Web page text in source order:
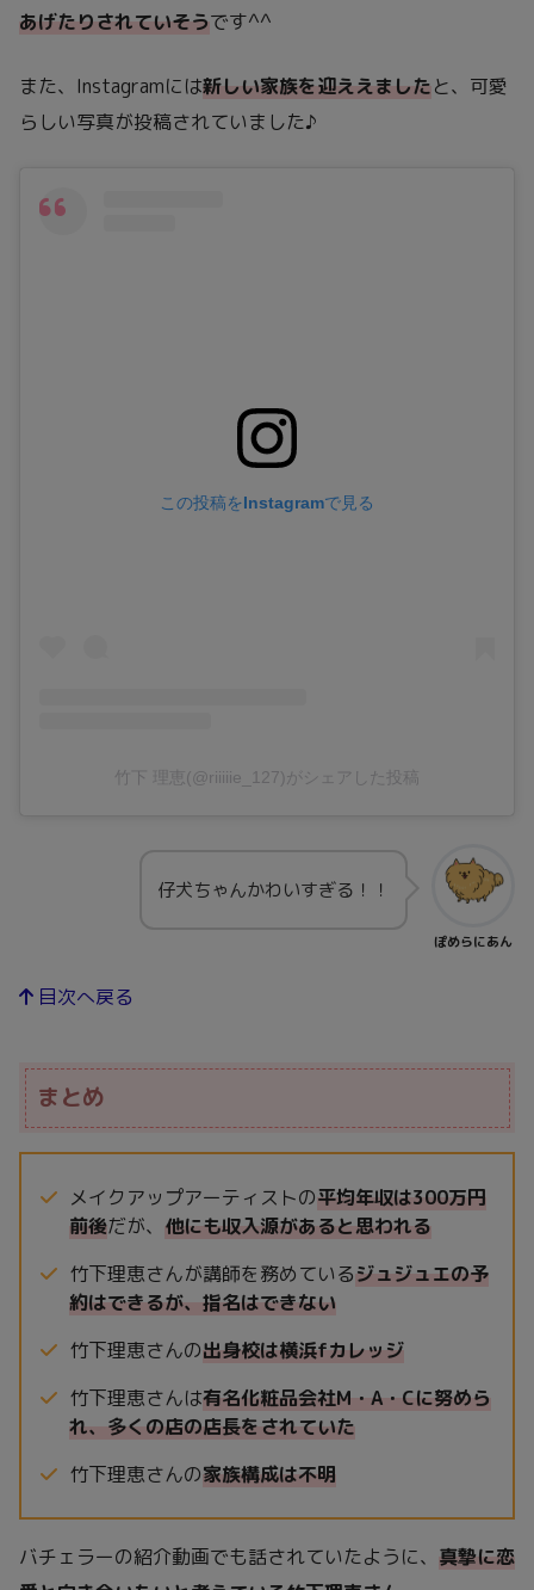
あげたりされていそうです^^
また、Instagramには新しい家族を迎ええましたと、可愛
らしい写真が投稿されていました♪
この投稿をInstagramで見る
竹下 理恵(@riiiiie_127)がシェアした投稿
ぽめらにあん
仔犬ちゃんかわいすぎる！！
目次へ戻る
まとめ
メイクアップアーティストの平均年収は300万円
前後だが、 他にも収入源があると思われる
竹下理恵さんが講師を務めているジュジュエの予
約はできるが、指名はできない
竹下理恵さんの出身校は横浜fカレッジ
竹下理恵さんは有名化粧品会社M・A・Cに努めら
れ、多くの店の店長をされていた
竹下理恵さんの家族構成は不明
バチェラーの紹介動画でも話されていたように、 真摯に恋